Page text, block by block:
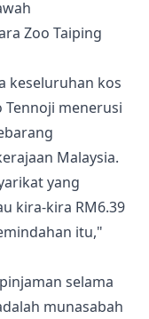
Zoo Taiping
keseluruhan kos
menerusi
Malaysia.
yang
kira-kira RM6.39
itu,"
selama
munasabah